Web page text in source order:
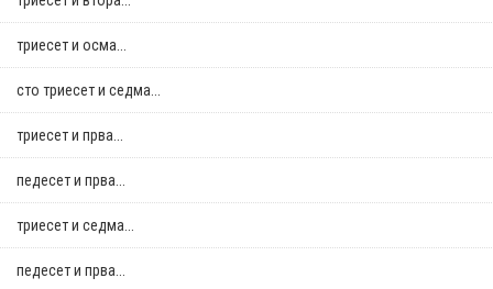
триесет и осма...
сто триесет и седма...
триесет и прва...
педесет и прва...
триесет и седма...
педесет и прва...